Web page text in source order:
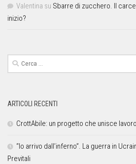
Valentina su Sbarre di zucchero. Il
inizio?
ARTICOLI RECENTI
CrottAbile: un progetto che unisce
“Io arrivo dall’inferno”. La guerra in
Previtali